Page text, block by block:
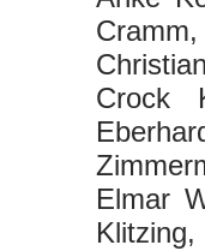
Crock
Elmar